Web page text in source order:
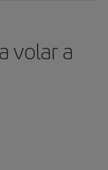
volar a